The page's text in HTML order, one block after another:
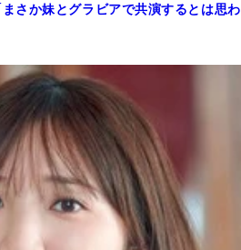
さか妹とグラビアで共演するとは思わ